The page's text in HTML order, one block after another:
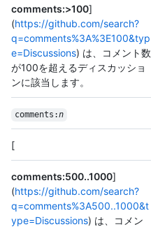
comments:>100]
(https://github.com/search?
q=comments%3A%3E100&typ
e=Discussions) は、コメント数
が100を超えるディスカッショ
ンに該当します。
comments:n
[
comments:500..1000]
(https://github.com/search?
q=comments%3A500..1000&t
ype=Discussions) は、コメン